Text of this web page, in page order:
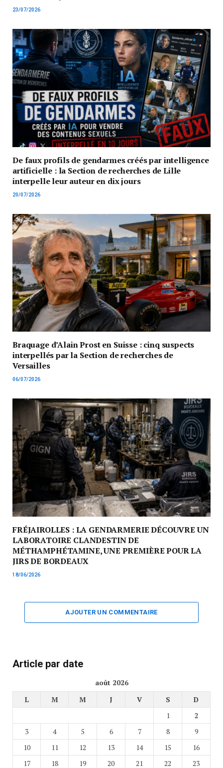
23/07/2026
De faux profils de gendarmes créés par intelligence
artificielle : la Section de recherches de Lille
interpelle leur auteur en dix jours
20/07/2026
Braquage d’Alain Prost en Suisse : cinq suspects
interpellés par la Section de recherches de
Versailles
06/07/2026
FRÉJAIROLLES : LA GENDARMERIE DÉCOUVRE UN
LABORATOIRE CLANDESTIN DE
MÉTHAMPHÉTAMINE, UNE PREMIÈRE POUR LA
JIRS DE BORDEAUX
18/06/2026
AJOUTER UN COMMENTAIRE
Article par date
août 2026
L
M M J V S
D
1
2
3
4 5 6 7 8
9
10
11 12 13 14 15
16
17
18 19 20 21 22 23